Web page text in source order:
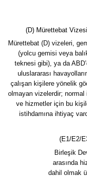
(D) Mürettebat Vizesi
Mürettebat (D) vizeleri,
(yolcu gemisi veya
teknesi gibi), ya da
uluslararası
çalışan kişilere yönelik
olmayan vizelerdir; normal
ve hizmetler için bu
istihdamına ihtiyaç
(E1/E2/
Birleşik
arasında
dahil olmak